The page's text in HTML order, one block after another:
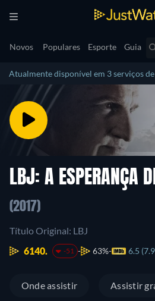
Novos Populares Esporte Guia
Atualmente disponível em 3 serviços
LBJ: A ESPERANÇA
(2017)
Título Original: LBJ
6140.
-51 63% 6.5
Onde assistir Assistir